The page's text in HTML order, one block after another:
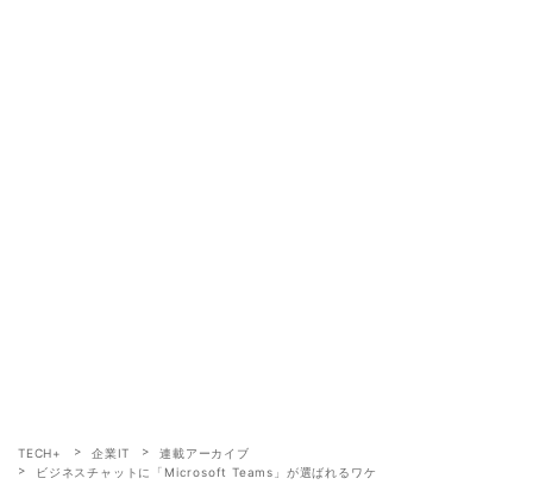
TECH+ 企業IT
連載アーカイブ
ビジネスチャットに「Microsoft Teams」が選ばれるワケ